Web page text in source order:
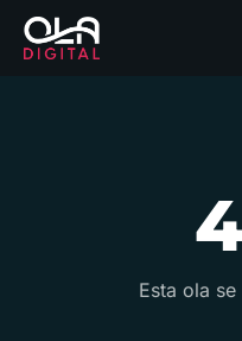
Esta ola